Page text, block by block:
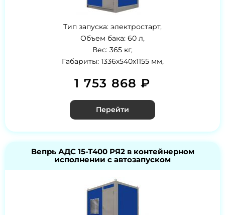
Тип запуска: электростарт,
Объем бака: 60 л,
Вес: 365 кг,
Габариты: 1336x540x1155 мм,
1 753 868 ₽
Перейти
Вепрь АДС 15-Т400 РЯ2 в контейнерном
исполнении с автозапуском